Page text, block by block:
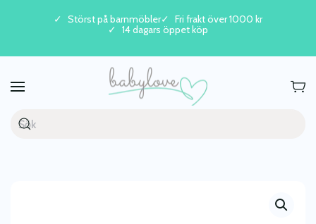
Skip to main content
Störst på barnmöbler
Fri frakt över 1000 kr
14 dagars öppet köp